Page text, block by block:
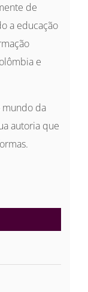
de
a educação
e
mundo da
autoria que